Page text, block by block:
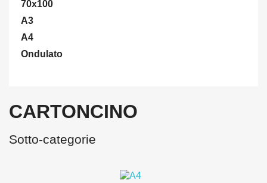
70x100
A3
A4
Ondulato
CARTONCINO
Sotto-categorie